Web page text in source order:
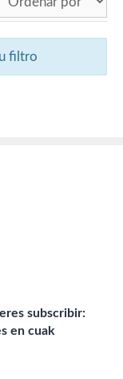
filtro
subscribir:
en cuak